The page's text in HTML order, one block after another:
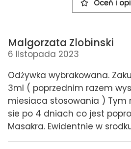
Oceń i
Malgorzata Zlobinski
6 listopada 2023
Odżywka wybrakowana.
3ml ( poprzednim razem
miesiaca stosowania ) Tym
sie po 4 dniach co jest
Masakra. Ewidentnie w